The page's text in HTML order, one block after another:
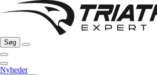
Søg
Nyheder